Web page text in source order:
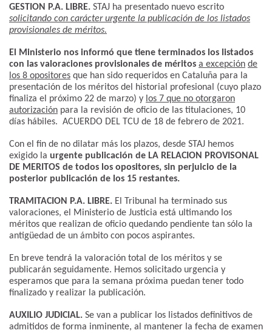
GESTION P.A. LIBRE. STAJ ha presentado nuevo escrito
solicitando con carácter urgente la publicación de los listados
provisionales de méritos.
El Ministerio nos informó que tiene terminados los listados
con las valoraciones provisionales de méritos a excepción de
los 8 opositores que han sido requeridos en Cataluña para la
presentación de los méritos del historial profesional (cuyo plazo
finaliza el próximo 22 de marzo) y los 7 que no otorgaron
autorización para la revisión de oficio de las titulaciones, 10
días hábiles. ACUERDO DEL TCU de 18 de febrero de 2021.
Con el fin de no dilatar más los plazos, desde STAJ hemos
exigido la urgente publicación de LA RELACION PROVISONAL
DE MERITOS de todos los opositores, sin perjuicio de la
posterior publicación de los 15 restantes.
TRAMITACION P.A. LIBRE. El Tribunal ha terminado sus
valoraciones, el Ministerio de Justicia está ultimando los
méritos que realizan de oficio quedando pendiente tan sólo la
antigüedad de un ámbito con pocos aspirantes.
En breve tendrá la valoración total de los méritos y se
publicarán seguidamente. Hemos solicitado urgencia y
esperamos que para la semana próxima puedan tener todo
finalizado y realizar la publicación.
AUXILIO JUDICIAL. Se van a publicar los listados definitivos de
admitidos de forma inminente, al mantener la fecha de examen